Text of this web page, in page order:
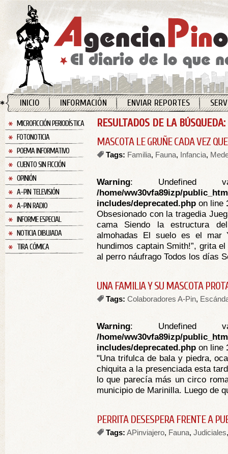
INICIO INFORMACIÓN ENVIAR REPORTES
MICROFICCIÓN PERIODÍSTICA
FOTONOTICIA
POEMA INFORMATIVO
CUENTO SIN FICCIÓN
OPINIÓN
A-PIN TELEVISIÓN
A-PIN RADIO
INFORME ESPECIAL
NOTICIA DIBUJADA
TIRA CÓMICA
RESULTADOS DE LA
MASCOTA LE GRUÑE CADA VEZ
Tags: Familia, Fauna, Infancia,
Warning: Undefined
/home/ww30vfa89izp/
includes/deprecated.php on line
Obsesionado con la tragedia
cama Siendo la estructura
almohadas El suelo es el mar
hundimos captain Smith!”, grita
al perro náufrago Todos los días
UNA FAMILIA Y SU MASCOTA
Tags: Colaboradores A-Pin,
Warning: Undefined
/home/ww30vfa89izp/
includes/deprecated.php on line
"Una trifulca de bala y piedra,
chiquita a la presenciada esta
lo que parecía más un circo
municipio de Marinilla. Luego de
PERRITA DESESPERA FRENTE A
Tags: APinviajero, Fauna, Judiciales